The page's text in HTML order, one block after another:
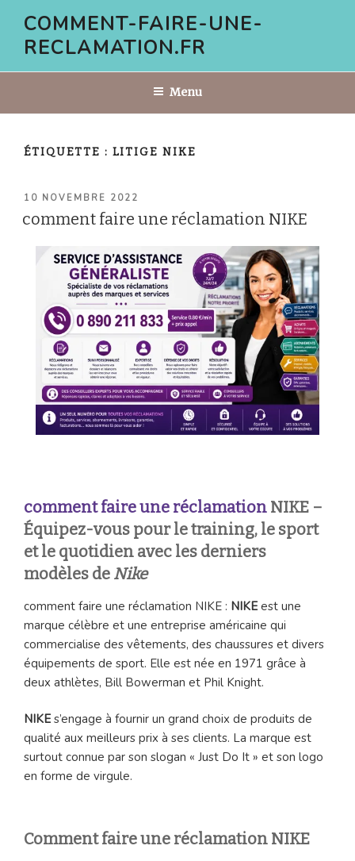
contenu
COMMENT-FAIRE-UNE-
RECLAMATION.FR
Menu
ÉTIQUETTE : LITIGE NIKE
PUBLIÉ
10 NOVEMBRE 2022
comment faire une réclamation NIKE
comment faire une réclamation NIKE –
Équipez-vous pour le training, le sport
et le quotidien avec les derniers
modèles de Nike
comment faire une réclamation NIKE : NIKEest une
marque célèbre et une entreprise américaine qui
commercialise des vêtements, des chaussures et divers
équipements de sport. Elle est née en 1971 grâce à
deux athlètes, Bill Bowerman et Phil Knight.
NIKEs’engage à fournir un grand choix de produits de
qualité aux meilleurs prix à ses clients. La marque est
surtout connue par son slogan « Just Do It » et son logo
en forme de virgule.
Comment faire une réclamation NIKE